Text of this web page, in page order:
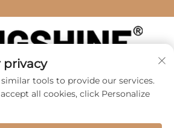
durch SHAOXING TANG CAI
-
Datenschutzrichtlinie
privacy
tools to provide our services.
all cookies, click Personalize